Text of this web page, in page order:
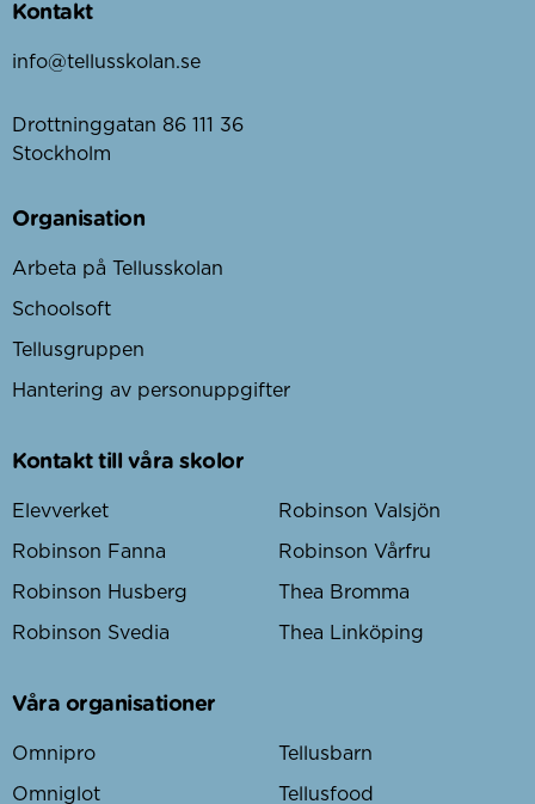
Kontakt
info@tellusskolan.se
Drottninggatan 86 111 36
Stockholm
Organisation
Arbeta på Tellusskolan
Schoolsoft
Tellusgruppen
Hantering av personuppgifter
Kontakt till våra skolor
Elevverket
Robinson Fanna
Robinson Husberg
Robinson Svedia
Robinson Valsjön
Robinson Vårfru
Thea Bromma
Thea Linköping
Våra organisationer
Omnipro
Omniglot
Tellusbarn
Tellusfood